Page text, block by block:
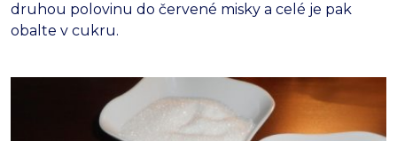
druhou polovinu do červené misky a celé je pak
obalte v cukru.